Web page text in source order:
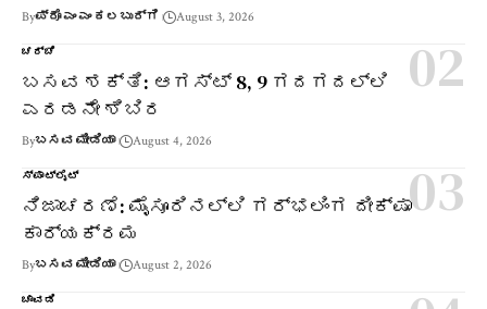
Byಪ್ರೊ ಎಂ ಎಂ ಕಲಬುರ್ಗಿ August 3, 2026
ಚರ್ಚೆ
ಬಸವ ಶಕ್ತಿ: ಆಗಸ್ಟ್ 8, 9 ಗದಗದಲ್ಲಿ
ಎರಡನೇ ಶಿಬಿರ
Byಬಸವ ಮೀಡಿಯಾ August 4, 2026
ಸ್ಪಾಟ್‌ಲೈಟ್
ನಿಜಾಚರಣೆ: ಮೈಸೂರಿನಲ್ಲಿ ಗರ್ಭಲಿಂಗ ದೀಕ್ಷಾ
ಕಾರ್ಯಕ್ರಮ
Byಬಸವ ಮೀಡಿಯಾ August 2, 2026
ಚಾವಡಿ